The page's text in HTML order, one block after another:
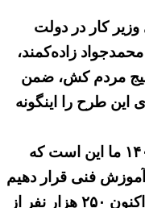
کار در دولت
زاده‌کمند،
مردم کش، ضمن
این طرح را اینگونه
وی می گوید: « هدفگذاری سال ۱۴۰۲ ما این است که
فنی قرار دهیم
و کیفیت آموزش را افزایش دهیم. اکنون ۲۵۰ هزار نفر از